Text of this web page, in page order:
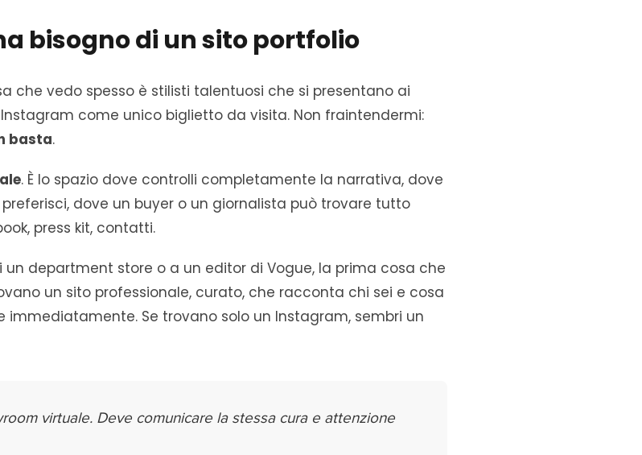
bisogno di un sito portfolio
che vedo spesso è stilisti talentuosi che si presentano ai
come unico biglietto da visita. Non fraintendermi:
basta.
. È lo spazio dove controlli completamente la narrativa, dove
dove un buyer o un giornalista può trovare tutto
press kit, contatti.
department store o a un editor di Vogue, la prima cosa che
un sito professionale, curato, che racconta chi sei e cosa
immediatamente. Se trovano solo un Instagram, sembri un
virtuale. Deve comunicare la stessa cura e attenzione